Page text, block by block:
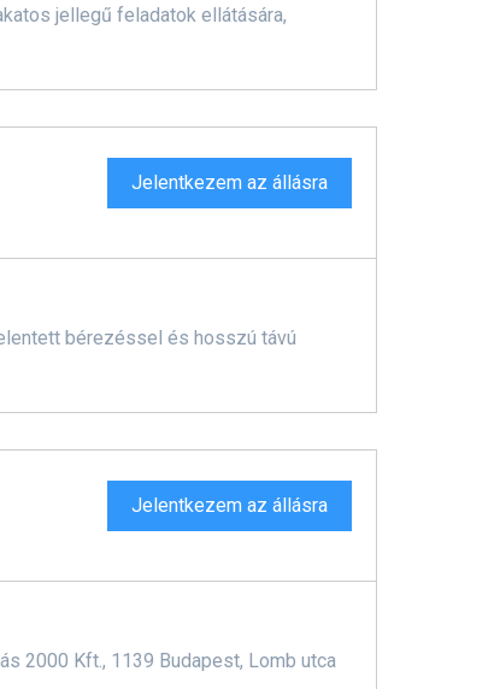
jellegű feladatok ellátására,
Jelentkezem az állásra
bérezéssel és hosszú távú
Jelentkezem az állásra
2000 Kft., 1139 Budapest, Lomb utca